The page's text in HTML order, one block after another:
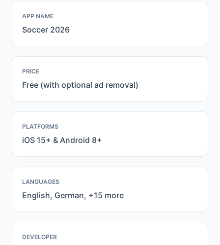
APP NAME
Soccer 2026
PRICE
Free (with optional ad removal)
PLATFORMS
iOS 15+ & Android 8+
LANGUAGES
English, German, +15 more
DEVELOPER